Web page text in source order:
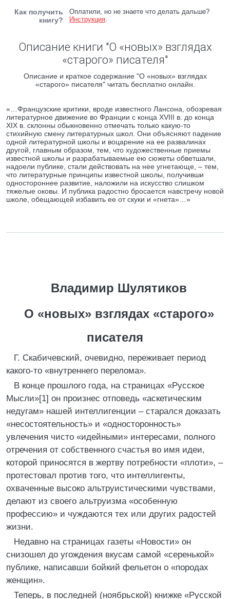
Как получить
книгу?
Оплатили, но не знаете что делать дальше?
Инструкция.
Описание книги "О «новых» взглядах
«старого» писателя"
Описание и краткое содержание "О «новых» взглядах
«старого» писателя" читать бесплатно онлайн.
«…Французские критики, вроде известного Лансона, обозревая
литературное движение во Франции с конца ХVIII в. до конца
XIX в. склонны обыкновенно отмечать только какую-то
стихийную смену литературных школ. Они объясняют падение
одной литературной школы и воцарение на ее развалинах
другой, главным образом, тем, что художественные приемы
известной школы и разрабатываемые ею сюжеты обветшали,
надоели публике, стали действовать на нее угнетающе, – тем,
что литературные принципы известной школы, получивши
одностороннее развитие, наложили на искусство слишком
тяжелые оковы. И публика радостно бросается навстречу новой
школе, обещающей избавить ее от скуки и «гнета»…»
Владимир Шулятиков
О «новых» взглядах «старого»
писателя
Г. Скабичевский, очевидно, переживает период
какого-то «внутреннего перелома».
В конце прошлого года, на страницах «Русское
Мысли»[1] он произнес отповедь «аскетическим
недугам» нашей интеллигенции – старался доказать
«несостоятельность» и «односторонность»
увлечения чисто «идейными» интересами, полного
отречения от собственного счастья во имя идеи,
которой приносятся в жертву потребности «плоти», –
протестовал против того, что интеллигенты,
охваченные высоко альтруистическими чувствами,
делают из своего альтруизма «особенную
профессию» и чуждаются тех или других радостей
жизни.
Недавно на страницах газеты «Новости» он
снизошел до угождения вкусам самой «серенькой»
публике, написавши бойкий фельетон о «породах
женщин».
Теперь, в последней (ноябрьской) книжке «Русской